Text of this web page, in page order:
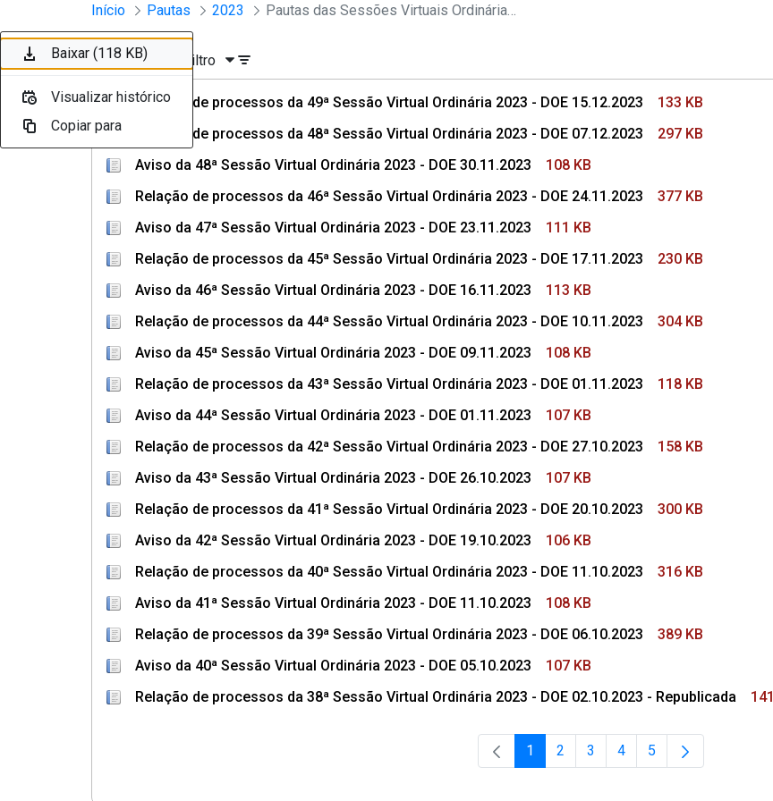
Pular para o Conteúdo principal
Sessões e Reuniões - Documentos Conselho Superior
Início Pautas 2023 Pautas das Sessões Virtuais Ordinárias do CSMP
Ordenar Filtro
Relação de processos da 49ª Sessão Virtual Ordinária 2023 - DOE 15.12.2023
133 KB
Relação de processos da 48ª Sessão Virtual Ordinária 2023 - DOE 07.12.2023
297 KB
Aviso da 48ª Sessão Virtual Ordinária 2023 - DOE 30.11.2023
108 KB
Relação de processos da 46ª Sessão Virtual Ordinária 2023 - DOE 24.11.2023
377 KB
Aviso da 47ª Sessão Virtual Ordinária 2023 - DOE 23.11.2023
111 KB
Relação de processos da 45ª Sessão Virtual Ordinária 2023 - DOE 17.11.2023
230 KB
Aviso da 46ª Sessão Virtual Ordinária 2023 - DOE 16.11.2023
113 KB
Relação de processos da 44ª Sessão Virtual Ordinária 2023 - DOE 10.11.2023
304 KB
Aviso da 45ª Sessão Virtual Ordinária 2023 - DOE 09.11.2023
108 KB
Relação de processos da 43ª Sessão Virtual Ordinária 2023 - DOE 01.11.2023
118 KB
Aviso da 44ª Sessão Virtual Ordinária 2023 - DOE 01.11.2023
107 KB
Relação de processos da 42ª Sessão Virtual Ordinária 2023 - DOE 27.10.2023
158 KB
Aviso da 43ª Sessão Virtual Ordinária 2023 - DOE 26.10.2023
107 KB
Relação de processos da 41ª Sessão Virtual Ordinária 2023 - DOE 20.10.2023
300 KB
Aviso da 42ª Sessão Virtual Ordinária 2023 - DOE 19.10.2023
106 KB
Relação de processos da 40ª Sessão Virtual Ordinária 2023 - DOE 11.10.2023
316 KB
Aviso da 41ª Sessão Virtual Ordinária 2023 - DOE 11.10.2023
108 KB
Relação de processos da 39ª Sessão Virtual Ordinária 2023 - DOE 06.10.2023
389 KB
Aviso da 40ª Sessão Virtual Ordinária 2023 - DOE 05.10.2023
107 KB
Relação de processos da 38ª Sessão Virtual Ordinária 2023 - DOE 02.10.2023 - Republicada
Página
1 Página
2 Página
3 Página
4 Página
5
Baixar (133 KB)
Visualizar histórico
Copiar para
Baixar (297 KB)
Visualizar histórico
Copiar para
Baixar (108 KB)
Visualizar histórico
Copiar para
Baixar (377 KB)
Visualizar histórico
Copiar para
Baixar (111 KB)
Visualizar histórico
Copiar para
Baixar (230 KB)
Visualizar histórico
Copiar para
Baixar (113 KB)
Visualizar histórico
Copiar para
Baixar (304 KB)
Visualizar histórico
Copiar para
Baixar (108 KB)
Visualizar histórico
Copiar para
Baixar (118 KB)
Visualizar histórico
Copiar para